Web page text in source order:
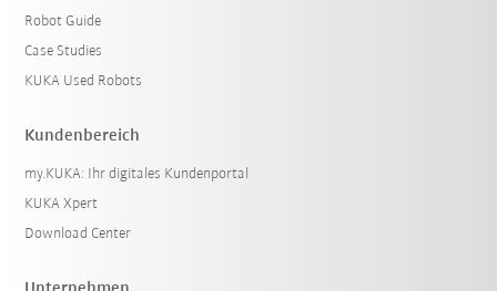
Robot Guide
Case Studies
KUKA Used Robots
Kundenbereich
my.KUKA: Ihr digitales Kundenportal
KUKA Xpert
Download Center